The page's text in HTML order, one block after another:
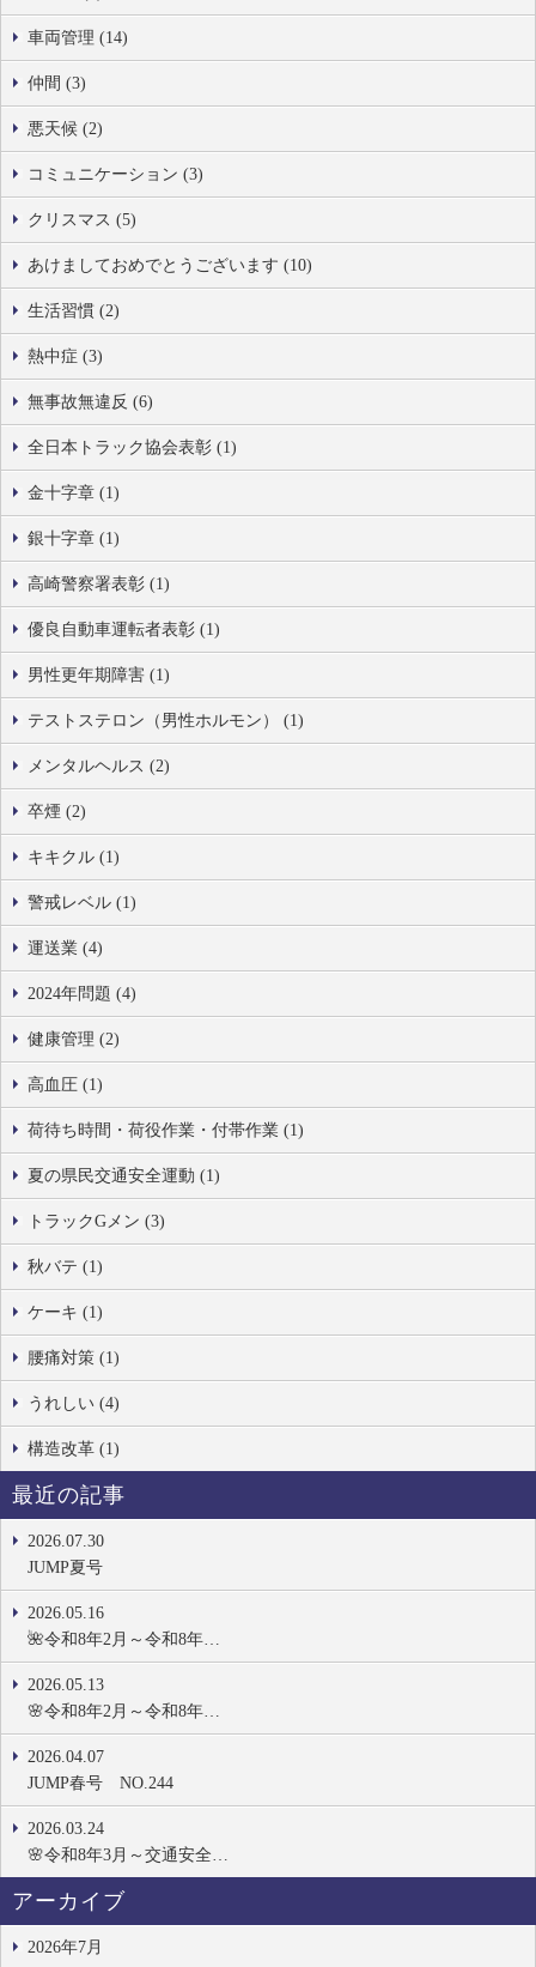
車両管理 (14)
仲間 (3)
悪天候 (2)
コミュニケーション (3)
クリスマス (5)
あけましておめでとうございます (10)
生活習慣 (2)
熱中症 (3)
無事故無違反 (6)
全日本トラック協会表彰 (1)
金十字章 (1)
銀十字章 (1)
高崎警察署表彰 (1)
優良自動車運転者表彰 (1)
男性更年期障害 (1)
テストステロン（男性ホルモン） (1)
メンタルヘルス (2)
卒煙 (2)
キキクル (1)
警戒レベル (1)
運送業 (4)
2024年問題 (4)
健康管理 (2)
高血圧 (1)
荷待ち時間・荷役作業・付帯作業 (1)
夏の県民交通安全運動 (1)
トラックGメン (3)
秋バテ (1)
ケーキ (1)
腰痛対策 (1)
うれしい (4)
構造改革 (1)
最近の記事
2026.07.30
JUMP夏号
2026.05.16
🌺令和8年2月～令和8年…
2026.05.13
🌸令和8年2月～令和8年…
2026.04.07
JUMP春号 NO.244
2026.03.24
🌸令和8年3月～交通安全…
アーカイブ
2026年7月